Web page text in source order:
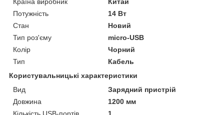
Потужність
14 Вт
Стан
Новий
Тип роз'єму
micro-USB
Колір
Чорний
Тип
Кабель
Користувальницькі характеристики
Вид
Зарядний пристрій
Довжина
1200 мм
Кількість USB-портів
1